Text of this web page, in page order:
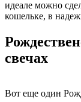
идеале можно
кошельке, в
свечах
Вот еще один